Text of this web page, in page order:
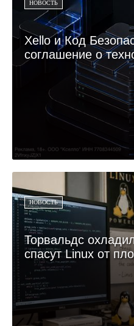
НОВОСТЬ
Xello и Код
соглашение о
НОВОСТЬ
Торвальдс
спасут Linux от